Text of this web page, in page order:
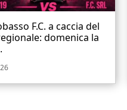
F.C. a caccia del
domenica la